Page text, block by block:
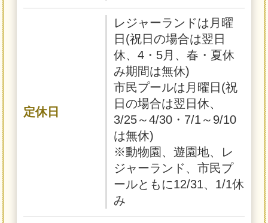
定休日
レジャーランドは月曜
日(祝日の場合は翌日
休、4・5月、春・夏休
み期間は無休)
市民プールは月曜日(祝
日の場合は翌日休、
3/25～4/30・7/1～9/10
は無休)
※動物園、遊園地、レ
ジャーランド、市民プ
ールともに12/31、1/1休
み